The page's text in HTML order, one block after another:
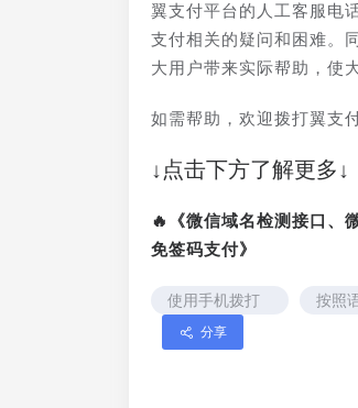
翼支付平台的人工客服电
支付相关的疑问和困难。
大用户带来实际帮助，使
如需帮助，欢迎拨打翼支
↓点击下方了解更多↓
🔥《微信域名检测接口、
免签码支付》
使用手机拨打
95572
按照
分享